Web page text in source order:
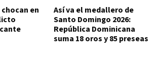
en
Así va el medallero de
Santo Domingo 2026:
República Dominicana
suma 18 oros y 85 preseas